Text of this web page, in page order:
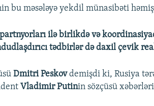
bu məsələyə yekdil münasibəti
ilə birlikdə və
tədbirlər də daxil çevik
Dmitri Peskovdemişdi ki, Rusiya
Vladimir Putinin sözçüsü